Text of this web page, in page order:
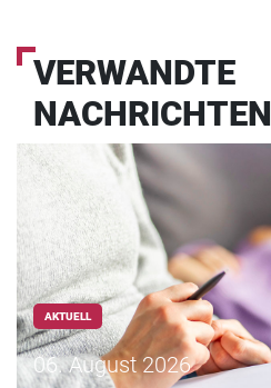
VERWANDTE
NACHRICHTEN
AKTUELL
06. August 2026